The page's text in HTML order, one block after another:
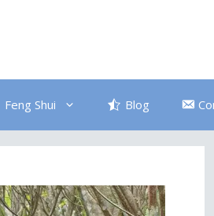
Feng Shui
Bagno
Divano
Blog